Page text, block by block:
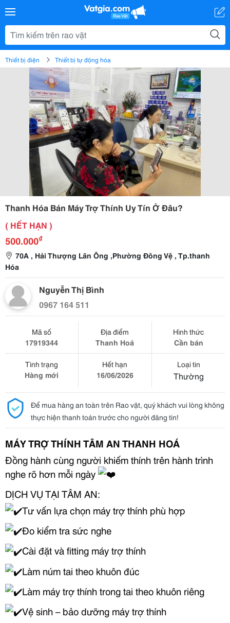
Thiết bị điện Thiết bị tự động hóa
Thanh Hóa Bán Máy Trợ Thính Uy Tín Ở Đâu?
( HẾT HẠN )
500.000₫
70A , Hải Thượng Lãn Ông ,Phường Đông Vệ , Tp.thanh
Hóa
Nguyễn Thị Bình
0967 164 511
Mã số
17919344
Địa điểm
Thanh Hoá
Hình thức
Cần bán
Tình trạng
Hàng mới
Hết hạn
16/06/2026
Loại tin
Thường
Để mua hàng an toàn trên Rao vặt, quý khách vui lòng không
thực hiện thanh toán trước cho người đăng tin!
MÁY TRỢ THÍNH TÂM AN THANH HOÁ
Đồng hành cùng người khiếm thính trên hành trình
nghe rõ hơn mỗi ngày
DỊCH VỤ TẠI TÂM AN:
Tư vấn lựa chọn máy trợ thính phù hợp
Đo kiểm tra sức nghe
Cài đặt và fitting máy trợ thính
Làm núm tai theo khuôn đúc
Làm máy trợ thính trong tai theo khuôn riêng
Vệ sinh – bảo dưỡng máy trợ thính